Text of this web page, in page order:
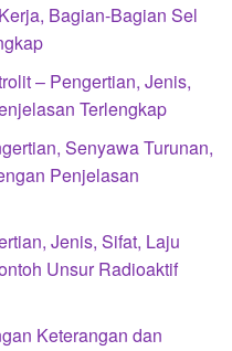
Bagian-Bagian Sel
– Pengertian, Jenis,
Terlengkap
Senyawa Turunan,
Penjelasan
Jenis, Sifat, Laju
Unsur Radioaktif
Keterangan dan